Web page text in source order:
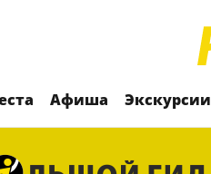
Афиша Экскурсии